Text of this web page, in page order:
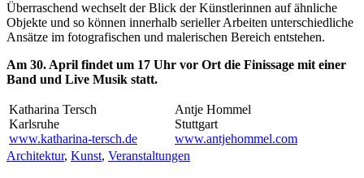
Überraschend wechselt der Blick der Künstlerinnen auf ähnliche
Objekte und so können innerhalb serieller Arbeiten unterschiedliche
Ansätze im fotografischen und malerischen Bereich entstehen.
Am 30. April findet um 17 Uhr vor Ort die Finissage mit einer
Band und Live Musik statt.
Katharina Tersch
Karlsruhe
www.katharina-tersch.de
Antje Hommel
Stuttgart
www.antjehommel.com
Architektur, Kunst, Veranstaltungen